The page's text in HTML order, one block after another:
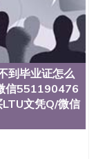
到毕业证怎么
信551190476
文凭Q/微信